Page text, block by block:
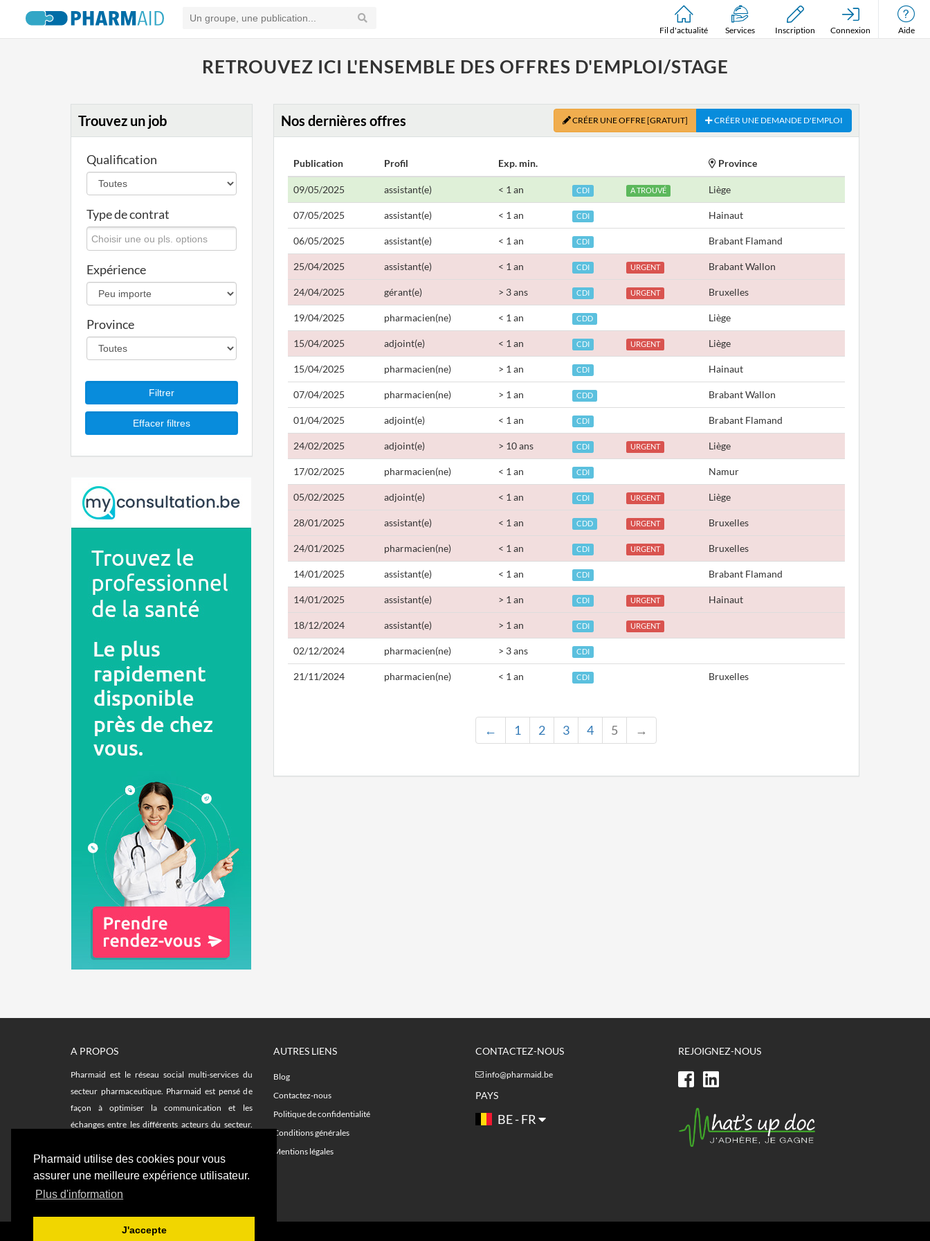
Pharmaid utilise des cookies pour vous
assurer une meilleure expérience utilisateur.
Plus d'information
J'accepte
Fil d'actualité Services Inscription Connexion Aide
RETROUVEZ ICI L'ENSEMBLE DES OFFRES D'EMPLOI/STAGE
Trouvez un job
Qualification
Type de contrat
Expérience
Province
Nos dernières offres CRÉER UNE OFFRE[GRATUIT] CRÉER UNE DEMANDE D'EMPLOI
Publication Profil Exp. min. Province
09/05/2025 assistant(e) < 1 an CDI A TROUVÉ Liège
07/05/2025 assistant(e) < 1 an CDI Hainaut
06/05/2025 assistant(e) < 1 an CDI Brabant Flamand
25/04/2025 assistant(e) < 1 an CDI URGENT Brabant Wallon
24/04/2025 gérant(e) > 3 ans CDI URGENT Bruxelles
19/04/2025 pharmacien(ne) < 1 an CDD Liège
15/04/2025 adjoint(e) < 1 an CDI URGENT Liège
15/04/2025 pharmacien(ne) > 1 an CDI Hainaut
07/04/2025 pharmacien(ne) > 1 an CDD Brabant Wallon
01/04/2025 adjoint(e) < 1 an CDI Brabant Flamand
24/02/2025 adjoint(e) > 10 ans CDI URGENT Liège
17/02/2025 pharmacien(ne) < 1 an CDI Namur
05/02/2025 adjoint(e) < 1 an CDI URGENT Liège
28/01/2025 assistant(e) < 1 an CDD URGENT Bruxelles
24/01/2025 pharmacien(ne) < 1 an CDI URGENT Bruxelles
14/01/2025 assistant(e) < 1 an CDI Brabant Flamand
14/01/2025 assistant(e) > 1 an CDI URGENT Hainaut
18/12/2024 assistant(e) > 1 an CDI URGENT
02/12/2024 pharmacien(ne) > 3 ans CDI
21/11/2024 pharmacien(ne) < 1 an CDI Bruxelles
← 1 2 3 4 5 →
A PROPOS
Pharmaid est le réseau social multi-services du
secteur pharmaceutique. Pharmaid est pensé de
façon à optimiser la communication et les
échanges entre les différents acteurs du secteur.
les plateformes d'emplois, remplacements,
formations et notre annuaire de délégués.
AUTRES LIENS
Blog
Contactez-nous
Politique de confidentialité
Conditions générales
Mentions légales
CONTACTEZ-NOUS
info@pharmaid.be
PAYS
BE - FR
REJOIGNEZ-NOUS